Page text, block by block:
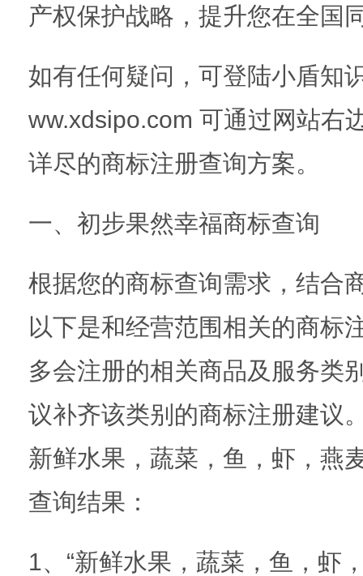
产权保护战略，提升您在全国
如有任何疑问，可登陆小盾知
ww.xdsipo.com 可通过网站右
详尽的商标注册查询方案。
一、初步果然幸福商标查询
根据您的商标查询需求，结合
以下是和经营范围相关的商标
多会注册的相关商品及服务类
议补齐该类别的商标注册建议
新鲜水果，蔬菜，鱼，虾，燕
查询结果：
1、“新鲜水果，蔬菜，鱼，虾